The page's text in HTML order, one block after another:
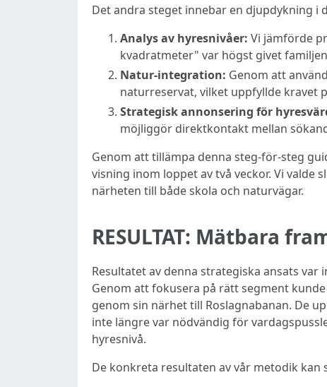
Det andra steget innebar en djupdykning
Analys av hyresnivåer: Vi jämförde
kvadratmeter" var högst givet
Natur-integration: Genom att
naturreservat, vilket uppfyllde kravet
Strategisk annonsering för
möjliggör direktkontakt mellan
Genom att tillämpa denna steg-för-steg
visning inom loppet av två veckor. Vi
närheten till både skola och naturvägar.
RESULTAT: Mätbara
Resultatet av denna strategiska ansats
Genom att fokusera på rätt segment
genom sin närhet till Roslagnabanan. De
inte längre var nödvändig för
hyresnivå.
De konkreta resultaten av vår metodik